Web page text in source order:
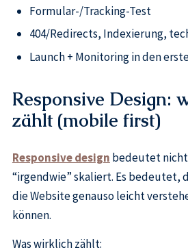
Formular-/Tracking-Test
404/Redirects, Indexierung,
Launch + Monitoring in den
Responsive Design:
zählt (mobile first)
Responsive design bedeutet
“irgendwie” skaliert. Es bedeutet,
die Website genauso leicht
können.
Was wirklich zählt: